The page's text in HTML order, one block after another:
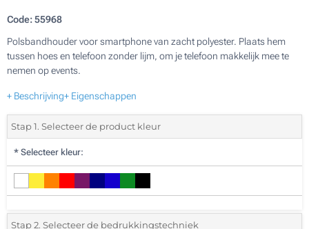
Code:55968
Polsbandhouder voor smartphone van zacht polyester. Plaats hem
tussen hoes en telefoon zonder lijm, om je telefoon makkelijk mee te
nemen op events.
+ Beschrijving+ Eigenschappen
Stap 1. Selecteer de product kleur
* Selecteer kleur:
Stap 2. Selecteer de bedrukkingstechniek